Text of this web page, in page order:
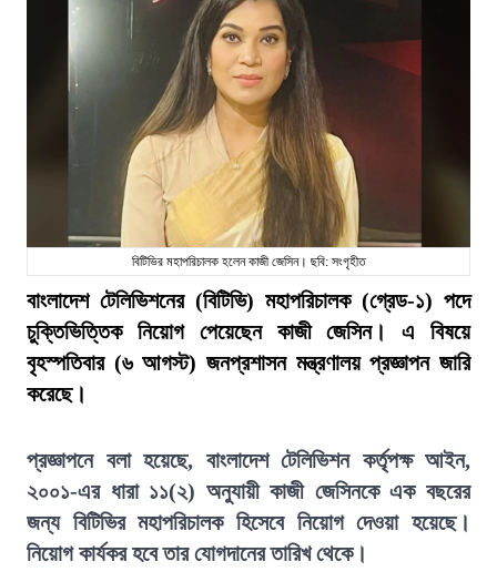
বিটিভির মহাপরিচালক হলেন কাজী জেসিন। ছবি: সংগৃহীত
বাংলাদেশ টেলিভিশনের (বিটিভি) মহাপরিচালক (গ্রেড-১) পদে
চুক্তিভিত্তিক নিয়োগ পেয়েছেন কাজী জেসিন। এ বিষয়ে
বৃহস্পতিবার (৬ আগস্ট) জনপ্রশাসন মন্ত্রণালয় প্রজ্ঞাপন জারি
করেছে।
প্রজ্ঞাপনে বলা হয়েছে, বাংলাদেশ টেলিভিশন কর্তৃপক্ষ আইন,
২০০১-এর ধারা ১১(২) অনুযায়ী কাজী জেসিনকে এক বছরের
জন্য বিটিভির মহাপরিচালক হিসেবে নিয়োগ দেওয়া হয়েছে।
নিয়োগ কার্যকর হবে তার যোগদানের তারিখ থেকে।